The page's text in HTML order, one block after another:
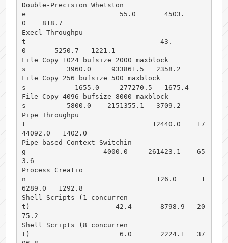
Double-Precision Whetston
e                       55.0       4503.
0    818.7
Execl Throughpu
t                                 43.
0       5250.7   1221.1
File Copy 1024 bufsize 2000 maxblock
s          3960.0     933861.5   2358.2
File Copy 256 bufsize 500 maxblock
s            1655.0     277270.5   1675.4
File Copy 4096 bufsize 8000 maxblock
s          5800.0    2151355.1   3709.2
Pipe Throughpu
t                               12440.0    17
44092.0   1402.0
Pipe-based Context Switchin
g                   4000.0     261423.1    65
3.6
Process Creatio
n                                126.0      1
6289.0   1292.8
Shell Scripts (1 concurren
t)                     42.4       8798.9   20
75.2
Shell Scripts (8 concurren
t)                      6.0       2224.1   37